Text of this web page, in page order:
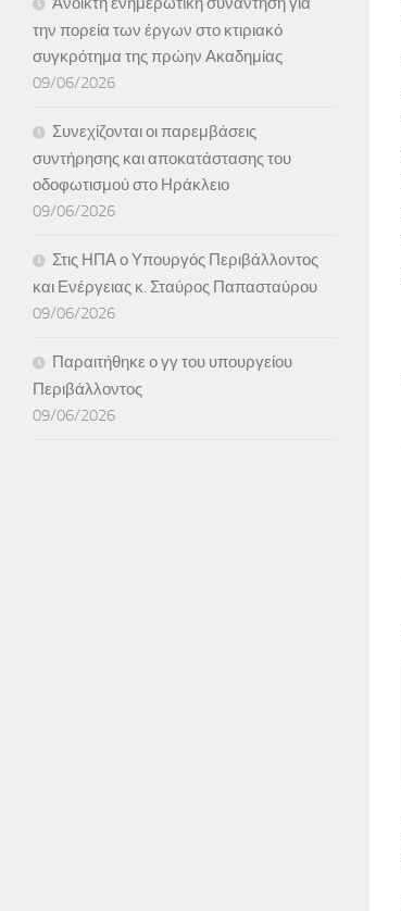
την πορεία των έργων στο κτιριακό
συγκρότημα της πρώην Ακαδημίας
09/06/2026
Συνεχίζονται οι παρεμβάσεις
συντήρησης και αποκατάστασης του
οδοφωτισμού στο Ηράκλειο
09/06/2026
Στις ΗΠΑ ο Υπουργός Περιβάλλοντος
και Ενέργειας κ. Σταύρος Παπασταύρου
09/06/2026
Παραιτήθηκε ο γγ του υπουργείου
Περιβάλλοντος
09/06/2026